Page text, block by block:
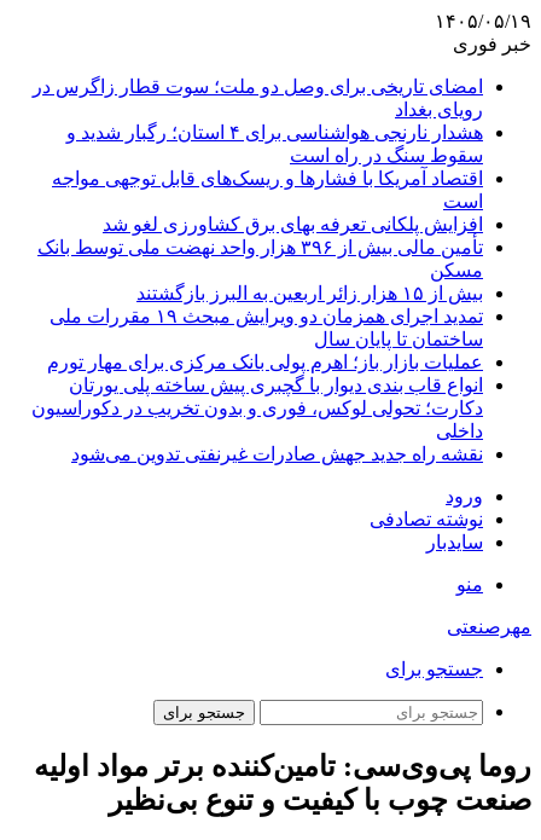
۱۴۰۵/۰۵/۱۹
خبر فوری
امضای تاریخی برای وصل دو ملت؛ سوت قطار زاگرس در
رویای بغداد
هشدار نارنجی هواشناسی برای ۴ استان؛ رگبار شدید و
سقوط سنگ در راه است
اقتصاد آمریکا با فشارها و ریسک‌های قابل توجهی مواجه
است
افزایش پلکانی تعرفه بهای برق کشاورزی لغو شد
تأمین مالی بیش از ۳۹۶ هزار واحد نهضت ملی توسط بانک
مسکن
بیش از ۱۵ هزار زائر اربعین به البرز بازگشتند
تمدید اجرای همزمان دو ویرایش مبحث ۱۹ مقررات ملی
ساختمان تا پایان سال
عملیات بازار باز؛ اهرم پولی بانک مرکزی برای مهار تورم
انواع قاب بندی دیوار با گچبری پیش ساخته پلی یورتان
دکارت؛ تحولی لوکس، فوری و بدون تخریب در دکوراسیون
داخلی
نقشه راه جدید جهش صادرات غیرنفتی تدوین می‌شود
ورود
نوشته تصادفی
سایدبار
منو
مهرصنعتی
جستجو برای
جستجو برای
روما پی‌وی‌سی: تامین‌کننده برتر مواد اولیه
صنعت چوب با کیفیت و تنوع بی‌نظیر